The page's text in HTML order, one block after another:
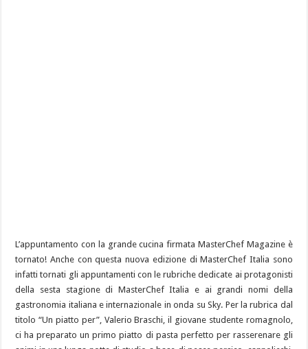
L’appuntamento con la grande cucina firmata MasterChef Magazine è
tornato! Anche con questa nuova edizione di MasterChef Italia sono
infatti tornati gli appuntamenti con le rubriche dedicate ai protagonisti
della sesta stagione di MasterChef Italia e ai grandi nomi della
gastronomia italiana e internazionale in onda su Sky. Per la rubrica dal
titolo “Un piatto per”, Valerio Braschi, il giovane studente romagnolo,
ci ha preparato un primo piatto di pasta perfetto per rasserenare gli